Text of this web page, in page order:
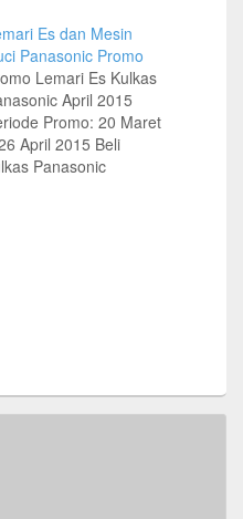
Es dan Mesin
Panasonic Promo
Lemari Es Kulkas
April 2015
Promo: 20 Maret
April 2015 Beli
Panasonic
di…